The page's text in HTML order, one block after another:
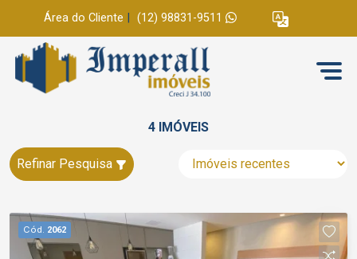
Área do Cliente (12) 98831-9511
4 IMÓVEIS
Refinar Pesquisa
Cód. 2062